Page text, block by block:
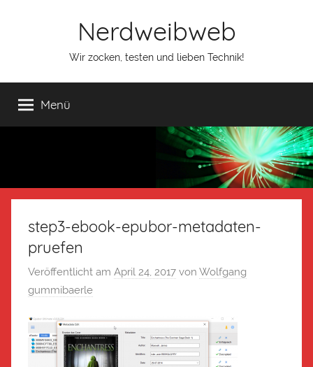
Nerdweibweb
Wir zocken, testen und lieben Technik!
Menü
step3-ebook-epubor-metadaten-
pruefen
Veröffentlicht am April 24, 2017 von Wolfgang
gummibaerle